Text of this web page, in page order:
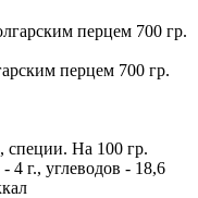
перцем 700 гр.
специи. На 100 гр.
4 г., углеводов - 18,6